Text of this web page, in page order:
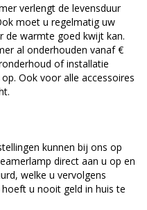
verlengt de levensduur
moet u regelmatig uw
de warmte goed kwijt kan.
al onderhouden vanaf €
of installatie
Ook voor alle accessoires
kunnen bij ons op
direct aan u op en
welke u vervolgens
u nooit geld in huis te